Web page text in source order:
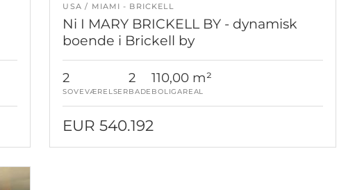
USA MIAMI - BRICKELL
Ni I MARY BRICKELL BY - dynamisk
boende i Brickell by
2
SOVEVÆRELSER
2
BADE
110,00 m²
BOLIGAREAL
EUR 540.192